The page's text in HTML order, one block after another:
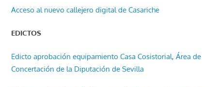
Acceso al nuevo callejero digital de Casariche
EDICTOS
Edicto aprobación equipamiento Casa Cosistorial, Área de
Concertación de la Diputación de Sevilla